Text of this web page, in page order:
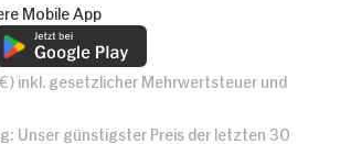
Mobile App
inkl. gesetzlicher Mehrwertsteuer und
Unser günstigster Preis der letzten 30